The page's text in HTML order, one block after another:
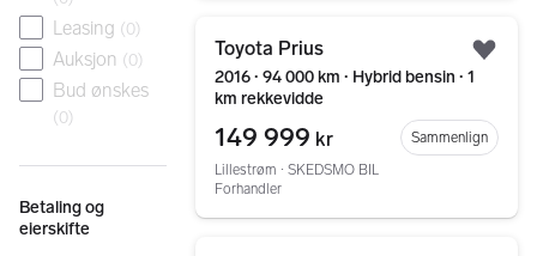
Leasing (0)
Auksjon (0)
Bud ønskes
(0)
Betaling og
eierskifte
Toyota Prius
2016 ∙ 94 000 km ∙ Hybrid bensin ∙ 1
km rekkevidde
149 999 kr
Sammenlign
Lillestrøm ∙ SKEDSMO BIL
Forhandler